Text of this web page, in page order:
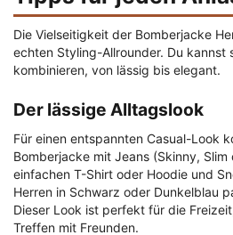
Die Vielseitigkeit der Bomberjacke
echten Styling-Allrounder. Du kannst
kombinieren, von lässig bis elegant.
Der lässige Alltagslook
Für einen entspannten Casual-Look
Bomberjacke mit Jeans (Skinny, Slim
einfachen T-Shirt oder Hoodie und
Herren in Schwarz oder Dunkelblau
Dieser Look ist perfekt für die
Treffen mit Freunden.